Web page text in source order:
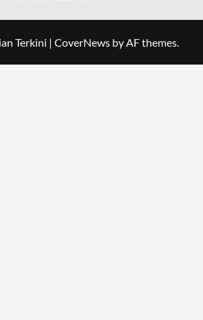
Terkini | CoverNewsby AF themes.